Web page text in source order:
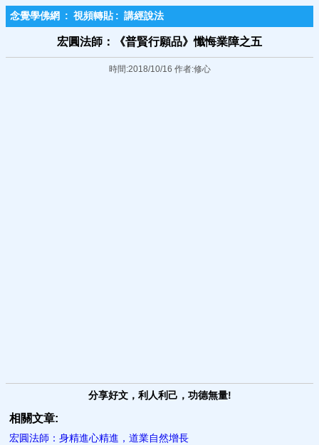
念覺學佛網 : 視頻轉貼 : 講經說法
宏圓法師：《普賢行願品》懺悔業障之五
時間:2018/10/16 作者:修心
分享好文，利人利己，功德無量!
相關文章:
宏圓法師：身精進心精進，道業自然增長